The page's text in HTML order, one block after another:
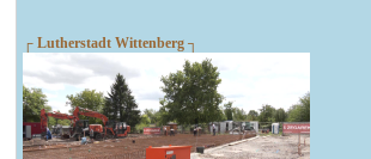
┌ Lutherstadt Wittenberg ┐